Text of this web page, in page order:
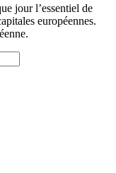
jour l’essentiel de
européennes.